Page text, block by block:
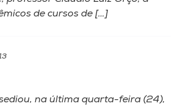
de cursos de […]
na última quarta-feira (24),